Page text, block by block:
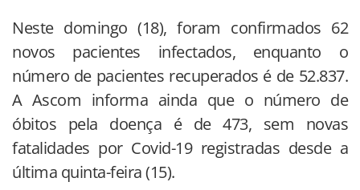
Neste domingo (18), foram confirmados 62
novos pacientes infectados, enquanto o
número de pacientes recuperados é de 52.837.
A Ascom informa ainda que o número de
óbitos pela doença é de 473, sem novas
fatalidades por Covid-19 registradas desde a
última quinta-feira (15).